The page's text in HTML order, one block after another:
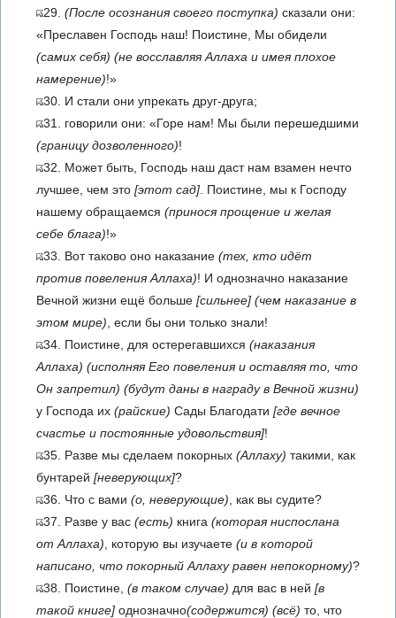
29. (После осознания своего поступка) сказали они:
«Преславен Господь наш! Поистине, Мы обидели
(самих себя) (не восславляя Аллаха и имея плохое
намерение)!»
30. И стали они упрекать друг-друга;
31. говорили они: «Горе нам! Мы были перешедшими
(границу дозволенного)!
32. Может быть, Господь наш даст нам взамен нечто
лучшее, чем это [этот сад] . Поистине, мы к Господу
нашему обращаемся (принося прощение и желая
себе блага)!»
33. Вот таково оно наказание (тех, кто идёт
против повеления Аллаха)! И однозначно наказание
Вечной жизни ещё больше [сильнее] (чем наказание в
этом мире) , если бы они только знали!
34. Поистине, для остерегавшихся (наказания
Аллаха) (исполняя Его повеления и оставляя то, что
Он запретил) (будут даны в награду в Вечной жизни)
у Господа их (райские) Сады Благодати [где вечное
счастье и постоянные удовольствия]!
35. Разве мы сделаем покорных (Аллаху) такими, как
бунтарей [неверующих]?
36. Что с вами (о, неверующие) , как вы судите?
37. Разве у вас (есть) книга (которая ниспослана
от Аллаха) , которую вы изучаете (и в которой
написано, что покорный Аллаху равен непокорному)?
38. Поистине, (в таком случае) для вас в ней [в
такой книге] однозначно(содержится) (всё) то, что